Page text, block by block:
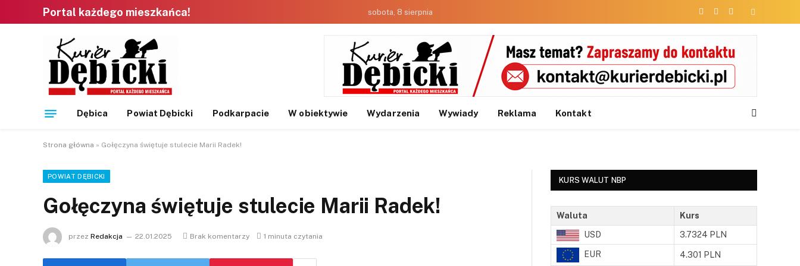
Portal każdego mieszkańca! sobota, 8 sierpnia
Facebook
X
Instagram
Dębica Powiat Dębicki Podkarpacie W obiektywie Wydarzenia Wywiady Reklama Kontakt
Strona główna » Gołęczyna świętuje stulecie Marii Radek!
POWIAT DĘBICKI
Gołęczyna świętuje stulecie Marii Radek!
przez Redakcja 22.01.2025 Brak komentarzy 1 minuta czytania
KURS WALUT NBP
Waluta
Kurs
USD
3.7324 PLN
EUR 4.301 PLN